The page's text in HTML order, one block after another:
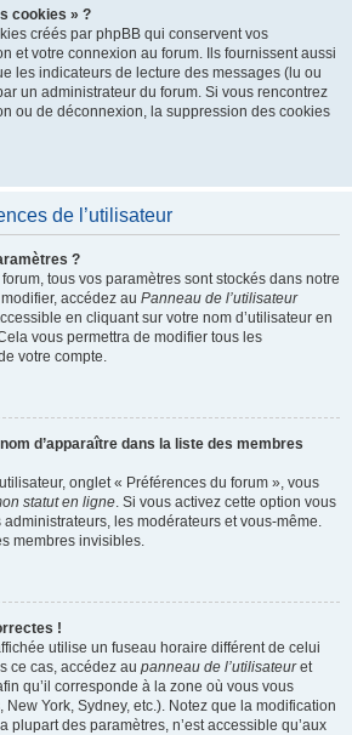
cookies » ?
créés par phpBB qui conservent vos
et votre connexion au forum. Ils fournissent aussi
les indicateurs de lecture des messages (lu ou
un administrateur du forum. Si vous rencontrez
ou de déconnexion, la suppression des cookies
de l’utilisateur
?
tous vos paramètres sont stockés dans notre
accédez au Panneau de l’utilisateur
en cliquant sur votre nom d’utilisateur en
vous permettra de modifier tous les
votre compte.
d’apparaître dans la liste des membres
onglet « Préférences du forum », vous
statut en ligne. Si vous activez cette option vous
les modérateurs et vous-même.
membres invisibles.
!
utilise un fuseau horaire différent de celui
ce cas, accédez au panneau de l’utilisateuret
qu’il corresponde à la zone où vous vous
York, Sydney, etc.). Notez que la modification
plupart des paramètres, n’est accessible qu’aux